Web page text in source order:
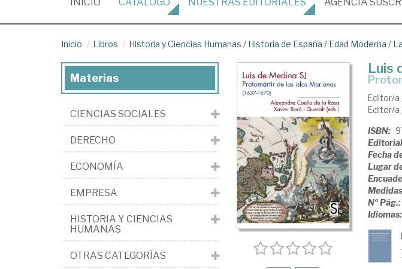
Inicio Libros Historia y Ciencias Humanas / Historia de España / Edad Moderna /
Luis
Editor/a
Editor/a
ISBN:
Fecha
Lugar
Nº Pág.:
Idiomas:
Materias
CIENCIAS SOCIALES
DERECHO
ECONOMÍA
EMPRESA
HISTORIA Y CIENCIAS
HUMANAS
OTRAS CATEGORÍAS